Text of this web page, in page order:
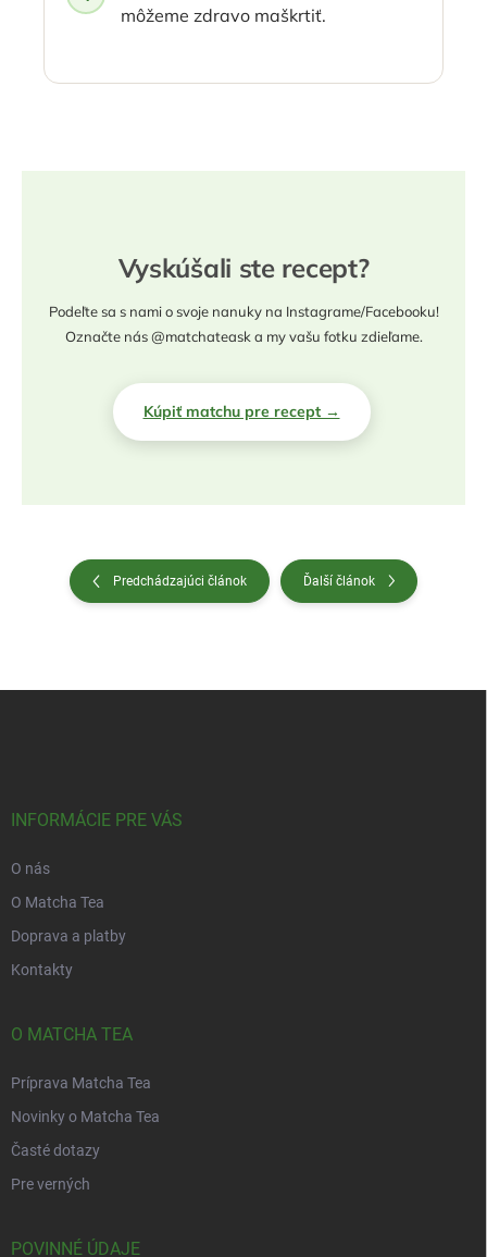
môžeme zdravo maškrtiť.
Vyskúšali ste recept?
Podeľte sa s nami o svoje nanuky na Instagrame/Facebooku!
Označte nás @matchateask a my vašu fotku zdieľame.
Kúpiť matchu pre recept →
Predchádzajúci článok Ďalší článok
INFORMÁCIE PRE VÁS
O nás
O Matcha Tea
Doprava a platby
Kontakty
O MATCHA TEA
Príprava Matcha Tea
Novinky o Matcha Tea
Časté dotazy
Pre verných
POVINNÉ ÚDAJE